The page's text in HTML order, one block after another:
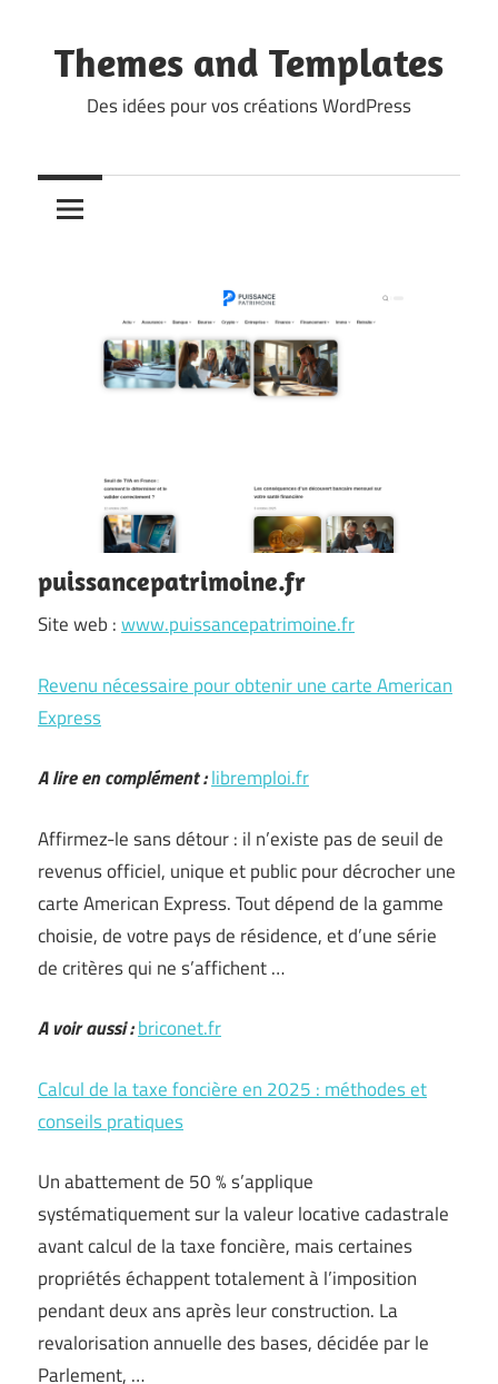
content
Themes and Templates
Des idées pour vos créations WordPress
puissancepatrimoine.fr
Site web :www.puissancepatrimoine.fr
Revenu nécessaire pour obtenir une carte American
Express
A lire en complément :libremploi.fr
Affirmez-le sans détour : il n’existe pas de seuil de
revenus officiel, unique et public pour décrocher une
carte American Express. Tout dépend de la gamme
choisie, de votre pays de résidence, et d’une série
de critères qui ne s’affichent …
A voir aussi :briconet.fr
Calcul de la taxe foncière en 2025 : méthodes et
conseils pratiques
Un abattement de 50 % s’applique
systématiquement sur la valeur locative cadastrale
avant calcul de la taxe foncière, mais certaines
propriétés échappent totalement à l’imposition
pendant deux ans après leur construction. La
revalorisation annuelle des bases, décidée par le
Parlement, …